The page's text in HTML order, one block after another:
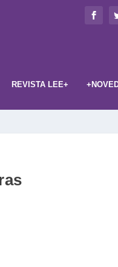
REVISTA LEE+